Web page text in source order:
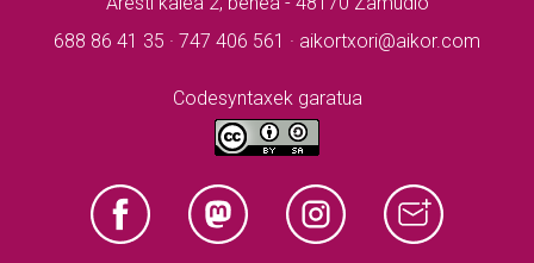
688 86 41 35 · 747 406 561 · aikortxori@aikor.com
Codesyntaxek garatua